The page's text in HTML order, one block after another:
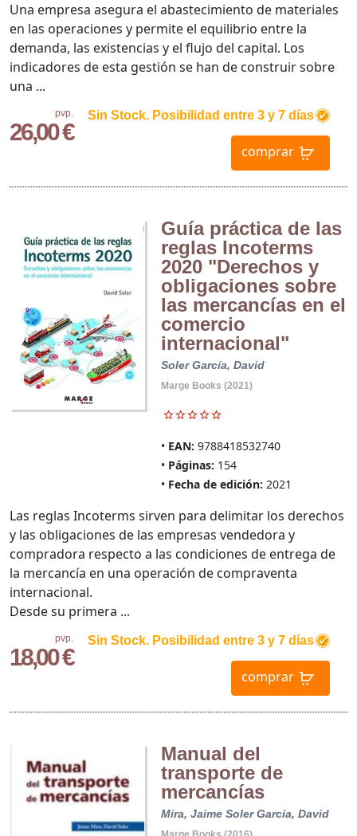
pvp.
26,00 €
Sin Stock. Posibilidad entre 3 y 7 días
comprar
Una empresa asegura el abastecimiento de materiales
en las operaciones y permite el equilibrio entre la
demanda, las existencias y el flujo del capital. Los
indicadores de esta gestión se han de construir sobre
una ...
Guía práctica de las
reglas Incoterms
2020 "Derechos y
obligaciones sobre
las mercancías en el
comercio
internacional"
Soler García, David
Marge Books (2021)
EAN: 9788418532740
Páginas: 154
Fecha de edición: 2021
pvp.
18,00 €
Sin Stock. Posibilidad entre 3 y 7 días
comprar
Las reglas Incoterms sirven para delimitar los derechos
y las obligaciones de las empresas vendedora y
compradora respecto a las condiciones de entrega de
la mercancía en una operación de compraventa
internacional.
Desde su primera ...
Manual del
transporte de
mercancías
Mira, Jaime Soler García, David